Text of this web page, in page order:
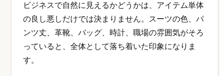
ビジネスで自然に見えるかどうかは、アイテム単体
の良し悪しだけでは決まりません。スーツの色、パ
ンツ丈、革靴、バッグ、時計、職場の雰囲気がそろ
っていると、全体として落ち着いた印象になりま
す。